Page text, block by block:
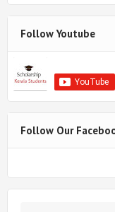
Follow Youtube
Follow Our